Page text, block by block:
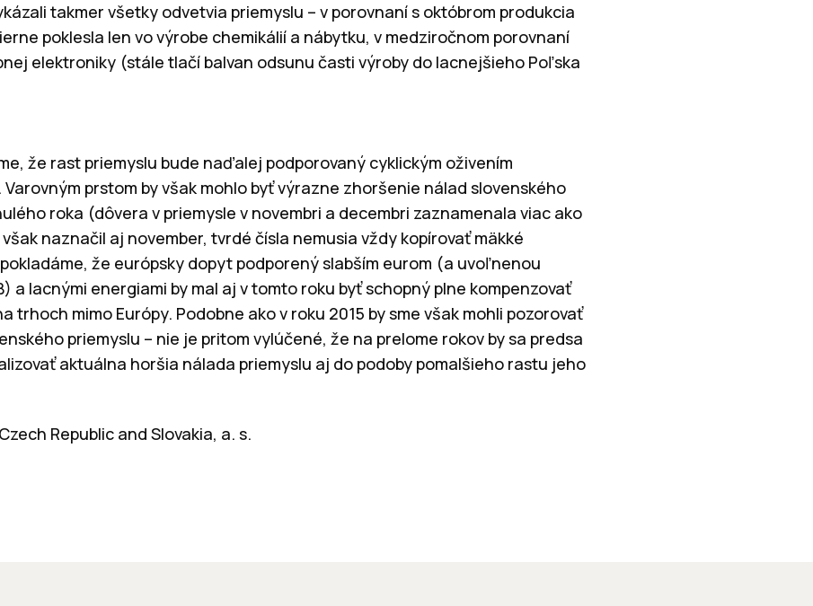
takmer všetky odvetvia priemyslu – v porovnaní s októbrom produkcia
poklesla len vo výrobe chemikálií a nábytku, v medziročnom porovnaní
elektroniky (stále tlačí balvan odsunu časti výroby do lacnejšieho Poľska
že rast priemyslu bude naďalej podporovaný cyklickým oživením
prstom by však mohlo byť výrazne zhoršenie nálad slovenského
roka (dôvera v priemysle v novembri a decembri zaznamenala viac ako
naznačil aj november, tvrdé čísla nemusia vždy kopírovať mäkké
že európsky dopyt podporený slabším eurom (a uvoľnenou
a lacnými energiami by mal aj v tomto roku byť schopný plne kompenzovať
trhoch mimo Európy. Podobne ako v roku 2015 by sme však mohli pozorovať
priemyslu – nie je pritom vylúčené, že na prelome rokov by sa predsa
aktuálna horšia nálada priemyslu aj do podoby pomalšieho rastu jeho
Republic and Slovakia, a. s.